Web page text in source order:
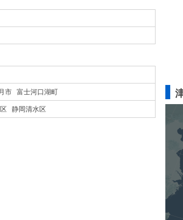
市 富士河口湖町
静岡清水区